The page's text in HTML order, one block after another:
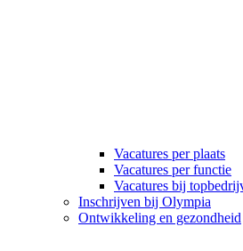
Vacatures per plaats
Vacatures per functie
Vacatures bij
Inschrijven bij Olympia
Ontwikkeling en gezondheid